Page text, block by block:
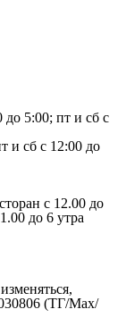
до 5:00; пт и сб с
и сб с 12:00 до
с 12.00 до
до 6 утра
(ТГ/Max/